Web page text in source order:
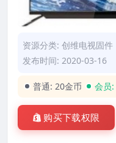
资源分类: 创维电视固件
发布时间: 2020-03-16
普通: 20金币 会员:
购买下载权限